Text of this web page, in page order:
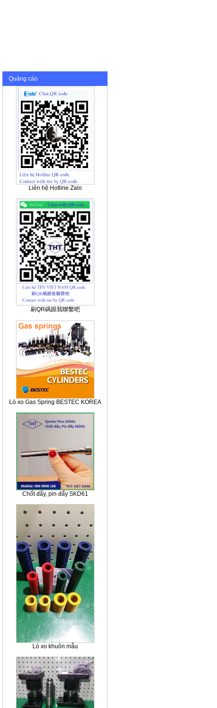
Quảng cáo
Liên hệ Hotline Zalo
刷QR碼跟我聯繫吧
Lò xo Gas Spring BESTEC KOREA
Chốt đẩy, pin đẩy SKD61
Lò xo khuôn mẫu